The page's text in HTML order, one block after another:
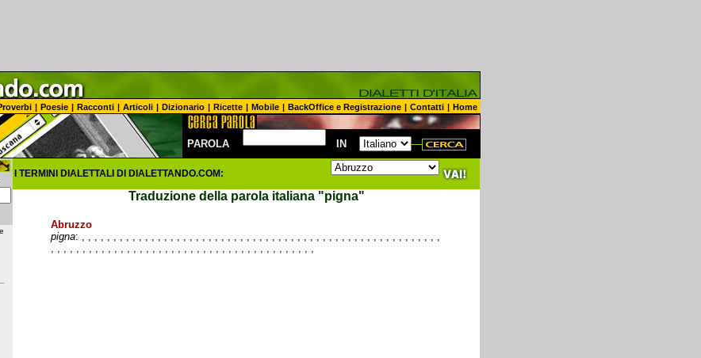
| Poesie | Racconti | Articoli | Dizionario | Ricette | Mobile | BackOffice e Registrazione | Contatti | Home
PAROLA IN
I TERMINI DIALETTALI DI DIALETTANDO.COM:
Traduzione della parola italiana "pigna"
Abruzzo
pigna: , , , , , , , , , , , , , , , , , , , , , , , , , , , , , , , , , , , , , , , , , , , , , , , , , , , , , , , , ,
, , , , , , , , , , , , , , , , , , , , , , , , , , , , , , , , , , , , , , , , , ,